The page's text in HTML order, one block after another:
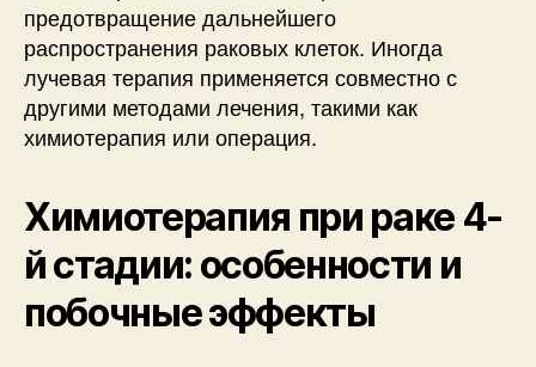
предотвращение дальнейшего
распространения раковых клеток. Иногда
лучевая терапия применяется совместно с
другими методами лечения, такими как
химиотерапия или операция.
Химиотерапия при раке 4-
й стадии: особенности и
побочные эффекты